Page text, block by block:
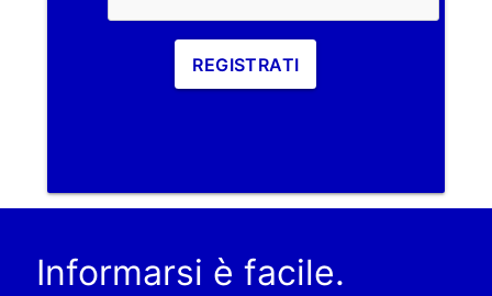
REGISTRATI
Informarsi è facile.